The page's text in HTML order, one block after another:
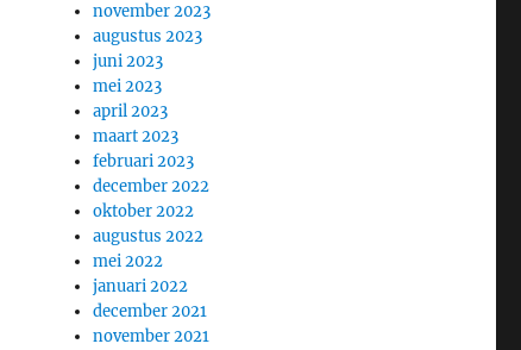
november 2023
augustus 2023
juni 2023
mei 2023
april 2023
maart 2023
februari 2023
december 2022
oktober 2022
augustus 2022
mei 2022
januari 2022
december 2021
november 2021